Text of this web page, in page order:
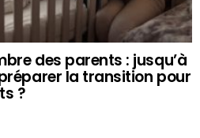
des parents : jusqu’à
la transition pour
?